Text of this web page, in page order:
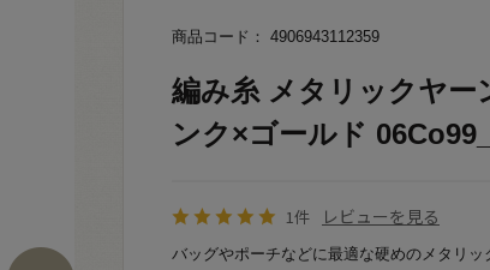
商品コード： 4906943112359
編み糸 メタリックヤー
ンク×ゴールド 06Co99_
1件 レビューを見る
バッグやポーチなどに最適な硬めのメタリッ